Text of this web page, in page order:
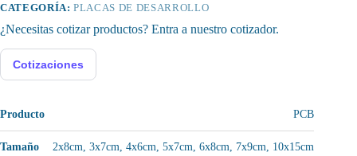
CATEGORÍA:PLACAS DE DESARROLLO
¿Necesitas cotizar productos? Entra a nuestro cotizador.
Cotizaciones
Producto PCB
Tamaño 2x8cm, 3x7cm, 4x6cm, 5x7cm, 6x8cm, 7x9cm, 10x15cm